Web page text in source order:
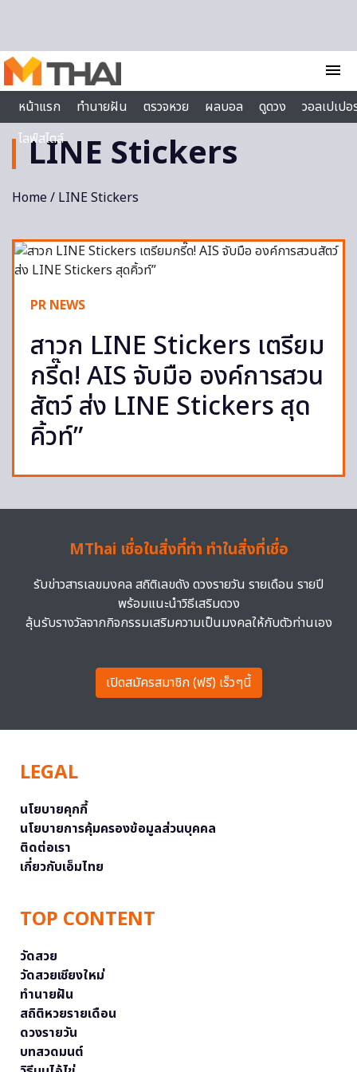
menu
หน้าแรก
ทำนายฝัน ตรวจหวย ผลบอล ดูดวง
วอลเปเป
ไลฟ์สไตล์
LINE Stickers
Home/ LINE Stickers
PR NEWS
สาวก LINE Stickers เตรียม
กรี๊ด! AIS จับมือ องค์การสวน
สัตว์ ส่ง LINE Stickers สุด
คิ้วท์”
MThai เชื่อในสิ่งที่ทำ ทำในสิ่งที่เชื่อ
รับข่าวสารเลขมงคล สถิติเลขดัง ดวงรายวัน รายเดือน รายปี
พร้อมแนะนำวิธีเสริมดวง
ลุ้นรับรางวัลจากกิจกรรมเสริมความเป็นมงคลให้กับตัวท่านเอง
เปิดสมัครสมาชิก (ฟรี) เร็วๆนี้
LEGAL
นโยบายคุกกี้
นโยบายการคุ้มครองข้อมูลส่วนบุคคล
ติดต่อเรา
เกี่ยวกับเอ็มไทย
TOP CONTENT
วัดสวย
วัดสวยเชียงใหม่
ทำนายฝัน
สถิติหวยรายเดือน
ดวงรายวัน
บทสวดมนต์